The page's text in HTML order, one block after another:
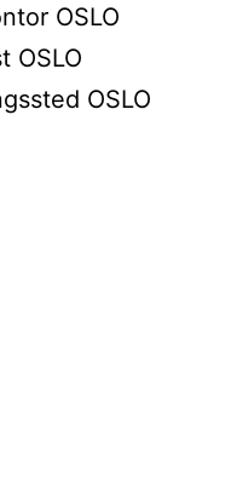
OSLO
OSLO
OSLO